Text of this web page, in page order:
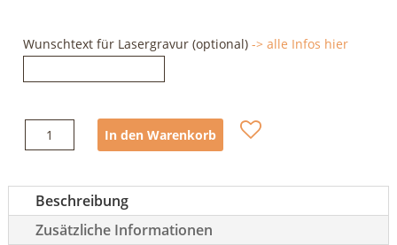
Wunschtext für Lasergravur (optional)-> alle Infos hier
Petzl
Neox
In den Warenkorb
Beschreibung
Zusätzliche Informationen